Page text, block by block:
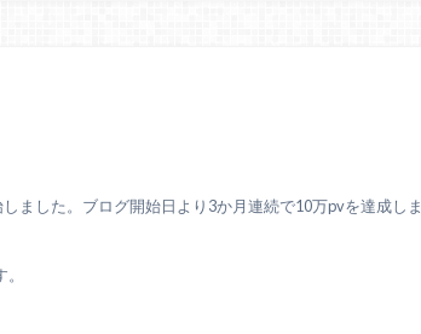
ました。ブログ開始日より3か月連続で10万pvを達成しま